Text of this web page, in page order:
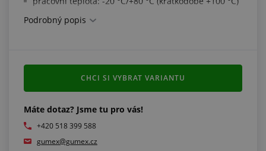
Podrobný popis
Máte dotaz? Jsme tu pro vás!
+420 518 399 588
gumex@gumex.cz
CHCI SI VYBRAT VARIANTU